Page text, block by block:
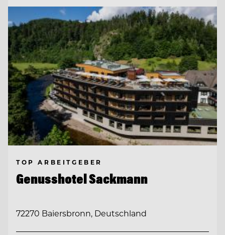
TOP ARBEITGEBER
Genusshotel Sackmann
72270 Baiersbronn, Deutschland